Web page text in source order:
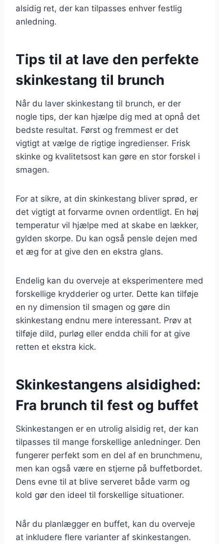
alsidig ret, der kan tilpasses enhver festlig
anledning.
Tips til at lave den perfekte
skinkestang til brunch
Når du laver skinkestang til brunch, er der
nogle tips, der kan hjælpe dig med at opnå det
bedste resultat. Først og fremmest er det
vigtigt at vælge de rigtige ingredienser. Frisk
skinke og kvalitetsost kan gøre en stor forskel i
smagen.
For at sikre, at din skinkestang bliver sprød, er
det vigtigt at forvarme ovnen ordentligt. En høj
temperatur vil hjælpe med at skabe en lækker,
gylden skorpe. Du kan også pensle dejen med
et æg for at give den en ekstra glans.
Endelig kan du overveje at eksperimentere med
forskellige krydderier og urter. Dette kan tilføje
en ny dimension til smagen og gøre din
skinkestang endnu mere interessant. Prøv at
tilføje dild, purløg eller endda chili for at give
retten et ekstra kick.
Skinkestangens alsidighed:
Fra brunch til fest og buffet
Skinkestangen er en utrolig alsidig ret, der kan
tilpasses til mange forskellige anledninger. Den
fungerer perfekt som en del af en brunchmenu,
men kan også være en stjerne på buffetbordet.
Dens evne til at blive serveret både varm og
kold gør den ideel til forskellige situationer.
Når du planlægger en buffet, kan du overveje
at inkludere flere varianter af skinkestangen.